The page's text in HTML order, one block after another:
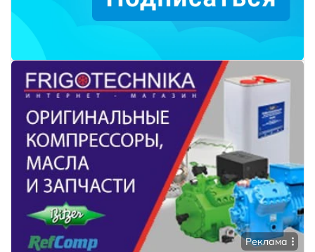
Реклама